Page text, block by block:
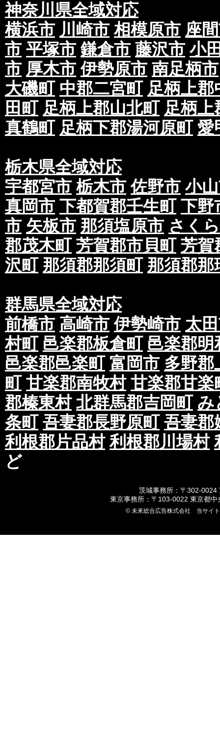
神奈川県全域対応
横浜市 川崎市 相模原市 座
市 平塚市 鎌倉市 藤沢市 小
市 厚木市 伊勢原市 南足柄市
大磯町 中郡二宮町 足柄上郡
田町 足柄上郡山北町 足柄上
真鶴町 足柄下郡湯河原町 愛
栃木県全域対応
宇都宮市 栃木市 佐野市 小
真岡市 下都賀郡壬生町 下野
市 矢板市 那須塩原市 さく
郡茂木町 芳賀郡市貝町 芳賀
沢町 那須郡那須町 那須郡那
群馬県全域対応
前橋市 高崎市 伊勢崎市 太
村町 邑楽郡板倉町 邑楽郡明
邑楽郡邑楽町 富岡市 多野郡
町 甘楽郡南牧村 甘楽郡甘楽
郡榛東村 北群馬郡吉岡町 み
条町 吾妻郡長野原町 吾妻郡
利根郡片品村 利根郡川場村
ど
茨城事務所：〒302-0024
東京事務所：〒103-0022 東京都
© 未來総合広告株式会社 当サイ